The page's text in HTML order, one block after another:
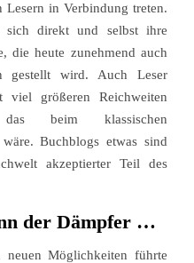
in Verbindung treten.
sich direkt und selbst ihre
die heute zunehmend auch
gestellt wird. Auch Leser
viel größeren Reichweiten
beim klassischen
Buchblogs etwas sind
akzeptierter Teil des
der Dämpfer …
neuen Möglichkeiten führte